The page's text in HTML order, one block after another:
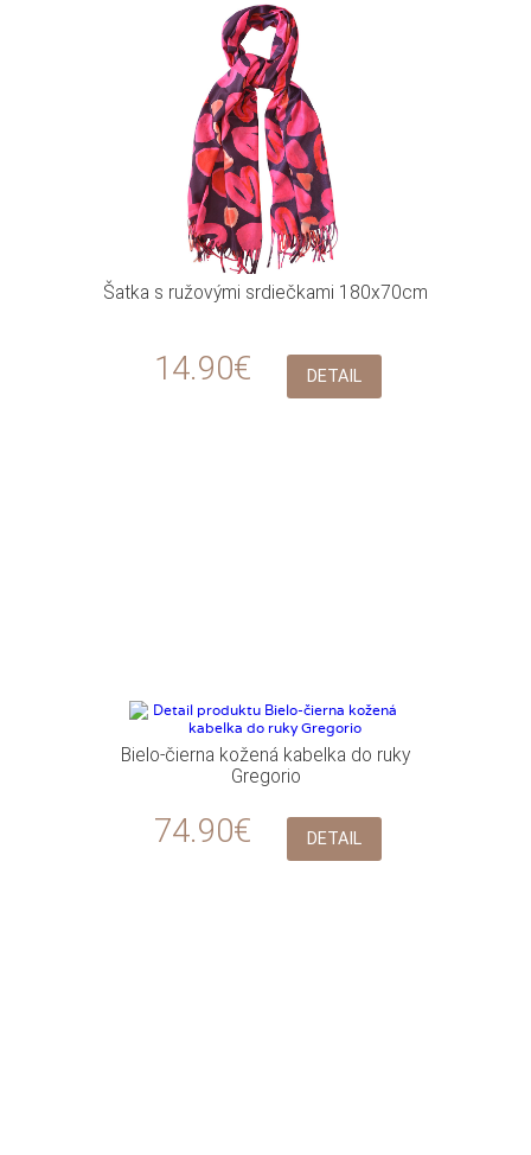
Šatka s ružovými srdiečkami 180x70cm
14.90€ DETAIL
Bielo-čierna kožená kabelka do ruky
Gregorio
74.90€ DETAIL